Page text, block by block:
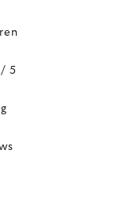
5